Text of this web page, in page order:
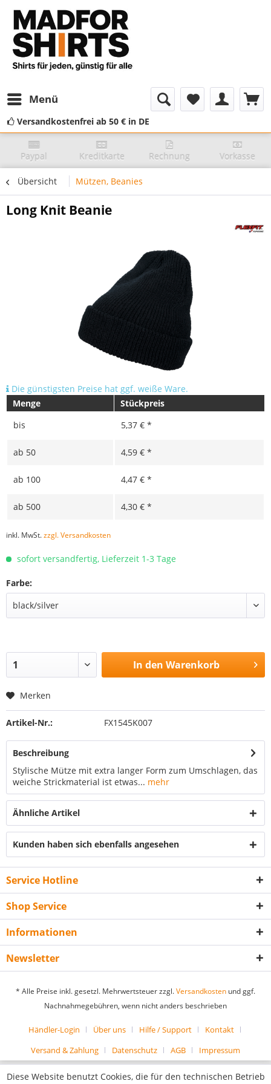
Menü
Versandkostenfrei ab 50 € in DE
Paypal Kreditkarte Rechnung Vorkasse
Übersicht Mützen, Beanies
Long Knit Beanie
Die günstigsten Preise hat ggf. weiße Ware.
Menge
Stückpreis
bis
5,37 € *
ab 50 4,59 € *
ab 100 4,47 € *
ab 500 4,30 € *
inkl. MwSt.zzgl. Versandkosten
sofort versandfertig, Lieferzeit 1-3 Tage
Farbe:
In den Warenkorb
Merken
Artikel-Nr.: FX1545K007
Beschreibung
Stylische Mütze mit extra langer Form zum Umschlagen, das
weiche Strickmaterial ist etwas... mehr
Ähnliche Artikel
Kunden haben sich ebenfalls angesehen
Service Hotline
Shop Service
Informationen
Newsletter
* Alle Preise inkl. gesetzl. Mehrwertsteuer zzgl.Versandkosten und ggf.
Nachnahmegebühren, wenn nicht anders beschrieben
Händler-Login Über uns Hilfe / Support
Kontakt
Versand & Zahlung
Datenschutz AGB Impressum
Diese Website benutzt Cookies, die für den technischen Betrieb